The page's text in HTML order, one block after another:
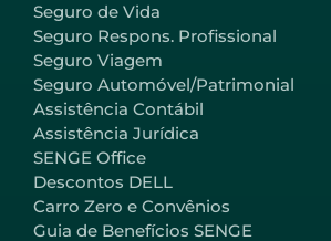
Seguro de Vida
Seguro Respons. Profissional
Seguro Viagem
Seguro Automóvel/Patrimonial
Assistência Contábil
Assistência Jurídica
SENGE Office
Descontos DELL
Carro Zero e Convênios
Guia de Benefícios SENGE